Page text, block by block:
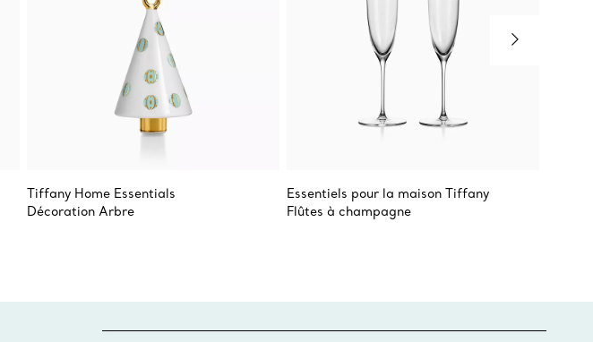
Tiffany Home Essentials
Décoration Arbre
Essentiels pour la maison Tiffany
Flûtes à champagne